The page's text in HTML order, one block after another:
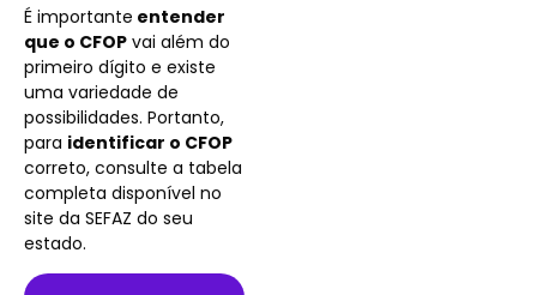
É importante entender
que o CFOP vai além do
primeiro dígito e existe
uma variedade de
possibilidades. Portanto,
para identificar o CFOP
correto, consulte a tabela
completa disponível no
site da SEFAZ do seu
estado.